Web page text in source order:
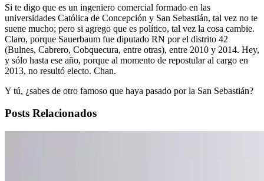
Si te digo que es un ingeniero comercial formado en las
universidades Católica de Concepción y San Sebastián, tal vez no te
suene mucho; pero si agrego que es político, tal vez la cosa cambie.
Claro, porque Sauerbaum fue diputado RN por el distrito 42
(Bulnes, Cabrero, Cobquecura, entre otras), entre 2010 y 2014. Hey,
y sólo hasta ese año, porque al momento de repostular al cargo en
2013, no resultó electo. Chan.
Y tú, ¿sabes de otro famoso que haya pasado por la San Sebastián?
Posts Relacionados